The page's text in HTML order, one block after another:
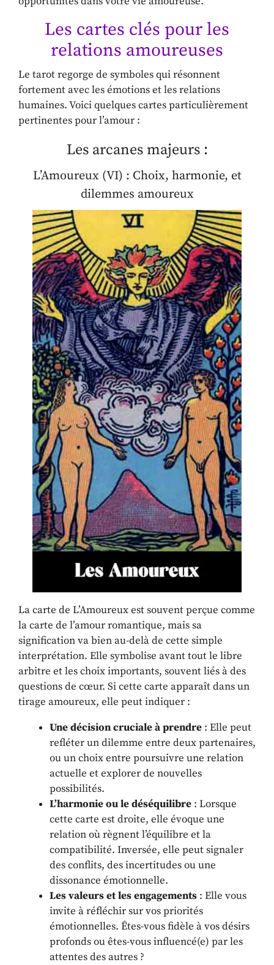
Les cartes clés pour les
relations amoureuses
Le tarot regorge de symboles qui résonnent
fortement avec les émotions et les relations
humaines. Voici quelques cartes particulièrement
pertinentes pour l’amour :
Les arcanes majeurs :
L’Amoureux (VI) : Choix, harmonie, et
dilemmes amoureux
La carte de L’Amoureux est souvent perçue comme
la carte de l’amour romantique, mais sa
signification va bien au-delà de cette simple
interprétation. Elle symbolise avant tout le libre
arbitre et les choix importants, souvent liés à des
questions de cœur. Si cette carte apparaît dans un
tirage amoureux, elle peut indiquer :
Une décision cruciale à prendre : Elle peut
refléter un dilemme entre deux partenaires,
ou un choix entre poursuivre une relation
actuelle et explorer de nouvelles
possibilités.
L’harmonie ou le déséquilibre : Lorsque
cette carte est droite, elle évoque une
relation où règnent l’équilibre et la
compatibilité. Inversée, elle peut signaler
des conflits, des incertitudes ou une
dissonance émotionnelle.
Les valeurs et les engagements : Elle vous
invite à réfléchir sur vos priorités
émotionnelles. Êtes-vous fidèle à vos désirs
profonds ou êtes-vous influencé(e) par les
attentes des autres ?